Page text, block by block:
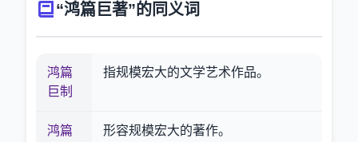
“鸿篇巨著”的同义词
鸿篇
巨制
指规模宏大的文学艺术作品。
鸿篇
形容规模宏大的著作。